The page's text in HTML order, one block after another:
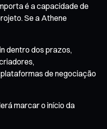
é a capacidade de
Se a Athene
dentro dos prazos,
de negociação
marcar o início da